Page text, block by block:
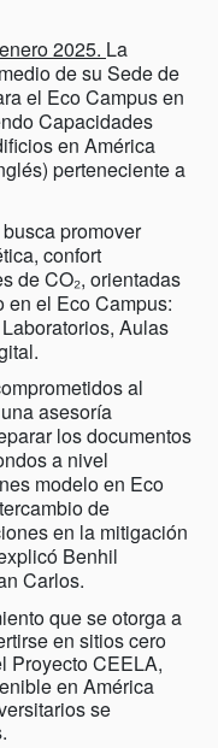
2025. La
de su Sede de
el Eco Campus en
Capacidades
en América
perteneciente a
promover
confort
de CO₂, orientadas
en el Eco Campus:
Aulas
al
asesoría
los documentos
a nivel
modelo en Eco
de
en la mitigación
Benhil
Carlos.
que se otorga a
en sitios cero
Proyecto CEELA,
en América
se